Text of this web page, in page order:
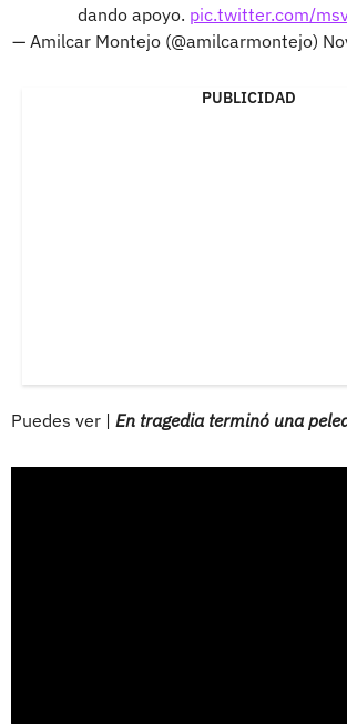
dando apoyo. pic.twitter.com/
— Amilcar Montejo (@amilcarmontejo)
PUBLICIDAD
Puedes ver | En tragedia terminó una